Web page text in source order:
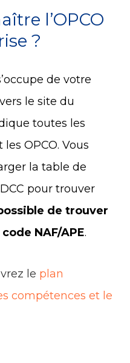
l’OPCO
?
de votre
le site du
toutes les
OPCO. Vous
la table de
pour trouver
de trouver
NAF/APE.
le plan
compétences et le